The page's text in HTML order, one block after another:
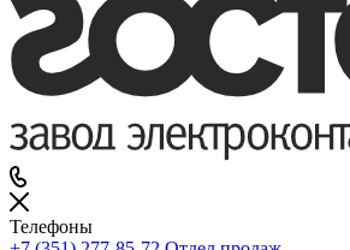
Телефоны